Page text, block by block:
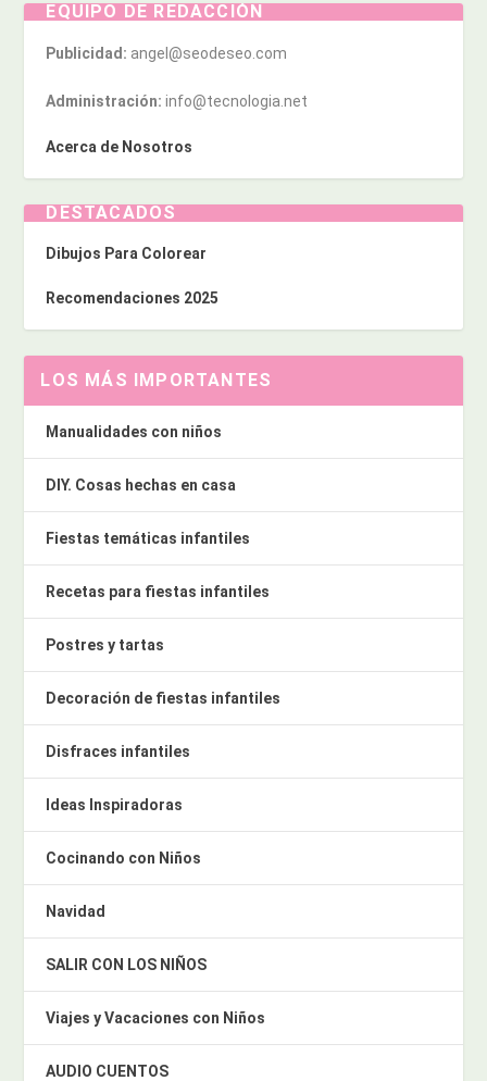
EQUIPO DE REDACCIÓN
Publicidad: angel@seodeseo.com
Administración: info@tecnologia.net
Acerca de Nosotros
DESTACADOS
Dibujos Para Colorear
Recomendaciones 2025
LOS MÁS IMPORTANTES
Manualidades con niños
DIY. Cosas hechas en casa
Fiestas temáticas infantiles
Recetas para fiestas infantiles
Postres y tartas
Decoración de fiestas infantiles
Disfraces infantiles
Ideas Inspiradoras
Cocinando con Niños
Navidad
SALIR CON LOS NIÑOS
Viajes y Vacaciones con Niños
AUDIO CUENTOS